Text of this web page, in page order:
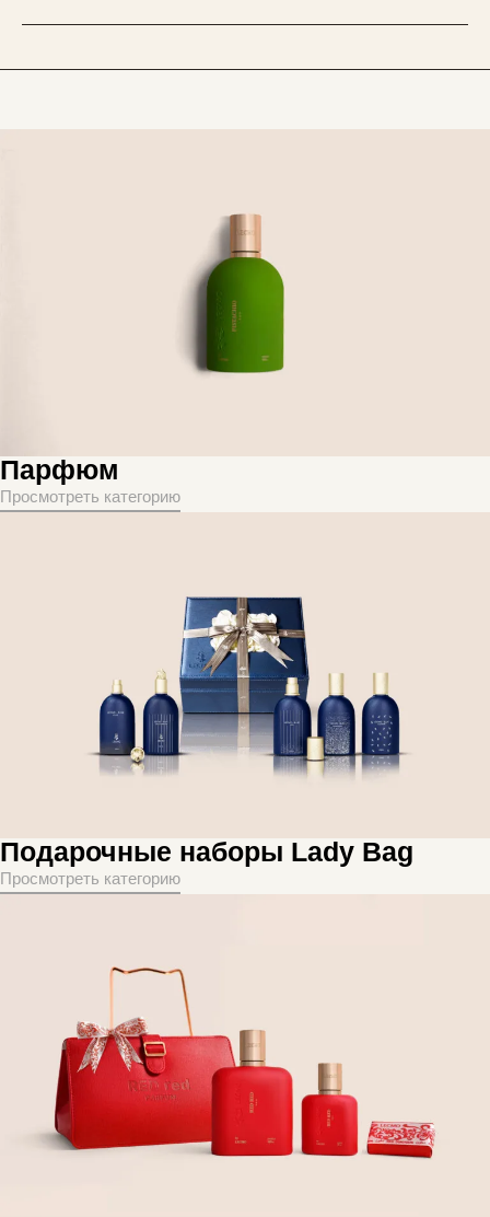
Парфюм
Просмотреть категорию
Подарочные наборы Lady Bag
Просмотреть категорию